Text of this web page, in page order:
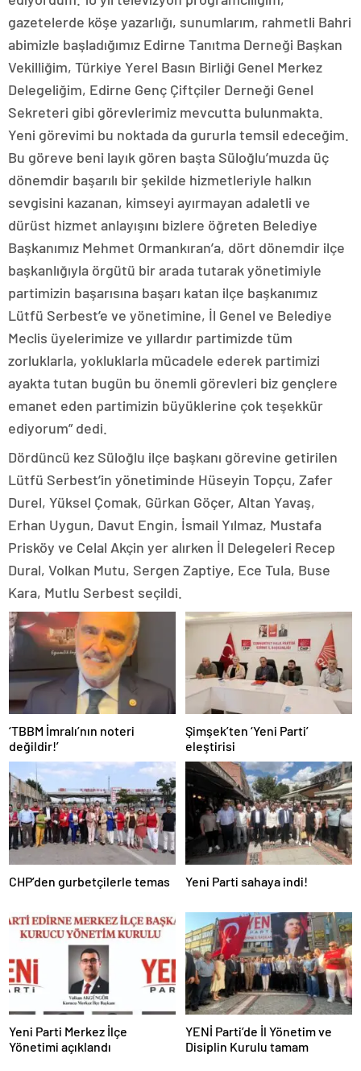
gazetelerde köşe yazarlığı, sunumlarım, rahmetli Bahri
abimizle başladığımız Edirne Tanıtma Derneği Başkan
Vekilliğim, Türkiye Yerel Basın Birliği Genel Merkez
Delegeliğim, Edirne Genç Çiftçiler Derneği Genel
Sekreteri gibi görevlerimiz mevcutta bulunmakta.
Yeni görevimi bu noktada da gururla temsil edeceğim.
Bu göreve beni layık gören başta Süloğlu’muzda üç
dönemdir başarılı bir şekilde hizmetleriyle halkın
sevgisini kazanan, kimseyi ayırmayan adaletli ve
dürüst hizmet anlayışını bizlere öğreten Belediye
Başkanımız Mehmet Ormankıran’a, dört dönemdir ilçe
başkanlığıyla örgütü bir arada tutarak yönetimiyle
partimizin başarısına başarı katan ilçe başkanımız
Lütfü Serbest’e ve yönetimine, İl Genel ve Belediye
Meclis üyelerimize ve yıllardır partimizde tüm
zorluklarla, yokluklarla mücadele ederek partimizi
ayakta tutan bugün bu önemli görevleri biz gençlere
emanet eden partimizin büyüklerine çok teşekkür
ediyorum” dedi.
Dördüncü kez Süloğlu ilçe başkanı görevine getirilen
Lütfü Serbest’in yönetiminde Hüseyin Topçu, Zafer
Durel, Yüksel Çomak, Gürkan Göçer, Altan Yavaş,
Erhan Uygun, Davut Engin, İsmail Yılmaz, Mustafa
Prisköy ve Celal Akçin yer alırken İl Delegeleri Recep
Dural, Volkan Mutu, Sergen Zaptiye, Ece Tula, Buse
Kara, Mutlu Serbest seçildi.
‘TBBM İmralı’nın noteri
değildir!’
Şimşek’ten ‘Yeni Parti’
eleştirisi
CHP’den gurbetçilerle temas Yeni Parti sahaya indi!
Yeni Parti Merkez İlçe
Yönetimi açıklandı
YENİ Parti’de İl Yönetim ve
Disiplin Kurulu tamam